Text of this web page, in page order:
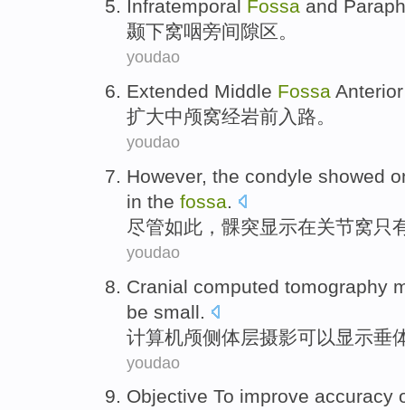
Infratemporal Fossa and
颞下窝咽旁间隙区。
youdao
Extended Middle Fossa
扩大中颅窝经岩前入路。
youdao
However, the condyle showed
in the fossa.
尽管如此 ， 髁突显示在关节窝只
youdao
Cranial computed tomography
be small.
计算机颅侧体层摄影可以显示垂
youdao
Objective To improve accuracy